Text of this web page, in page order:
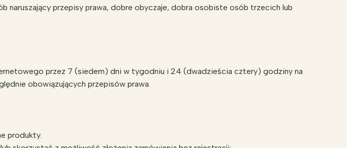
naruszający przepisy prawa, dobre obyczaje, dobra osobiste osób trzecich lub
przez 7 (siedem) dni w tygodniu i 24 (dwadzieścia cztery) godziny na
obowiązujących przepisów prawa.
produkty.